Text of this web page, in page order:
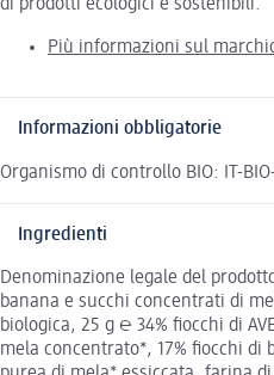
di prodotti ecologici e sostenibili.
Più informazioni sul
Informazioni obbligatorie
Organismo di controllo BIO: IT-
Ingredienti
Denominazione legale del
banana e succhi concentrati di
biologica, 25 g ℮ 34% fiocchi di
mela concentrato*, 17% fiocchi di